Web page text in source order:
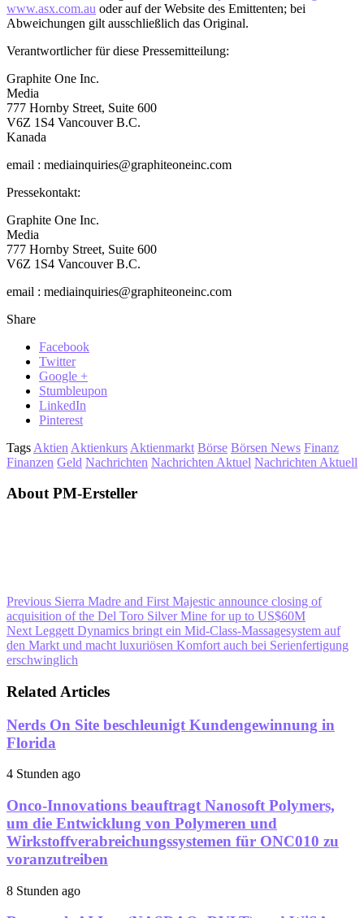
www.asx.com.au oder auf der Website des Emittenten; bei
Abweichungen gilt ausschließlich das Original.
Verantwortlicher für diese Pressemitteilung:
Graphite One Inc.
Media
777 Hornby Street, Suite 600
V6Z 1S4 Vancouver B.C.
Kanada
email : mediainquiries@graphiteoneinc.com
Pressekontakt:
Graphite One Inc.
Media
777 Hornby Street, Suite 600
V6Z 1S4 Vancouver B.C.
email : mediainquiries@graphiteoneinc.com
Share
Facebook
Twitter
Google +
Stumbleupon
LinkedIn
Pinterest
Tags Aktien Aktienkurs Aktienmarkt Börse Börsen News Finanz
Finanzen Geld Nachrichten Nachrichten Aktuel Nachrichten Aktuell
About PM-Ersteller
Previous Sierra Madre and First Majestic announce closing of
acquisition of the Del Toro Silver Mine for up to US$60M
Next Leggett Dynamics bringt ein Mid-Class-Massagesystem auf
den Markt und macht luxuriösen Komfort auch bei Serienfertigung
erschwinglich
Related Articles
Nerds On Site beschleunigt Kundengewinnung in
Florida
4 Stunden ago
Onco-Innovations beauftragt Nanosoft Polymers,
um die Entwicklung von Polymeren und
Wirkstoffverabreichungssystemen für ONC010 zu
voranzutreiben
8 Stunden ago